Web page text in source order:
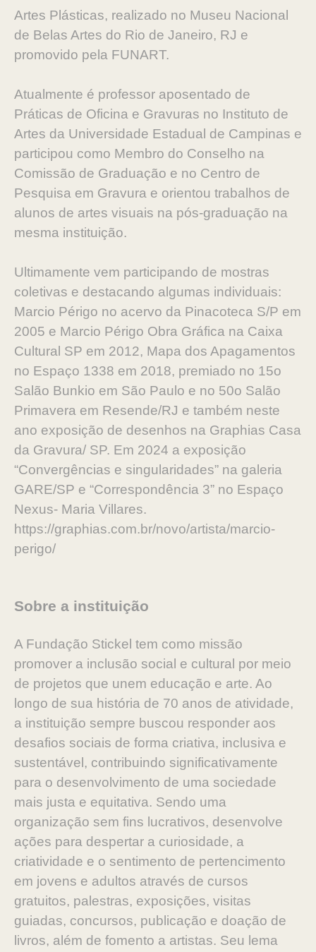
Artes Plásticas, realizado no Museu Nacional
de Belas Artes do Rio de Janeiro, RJ e
promovido pela FUNART.
Atualmente é professor aposentado de
Práticas de Oficina e Gravuras no Instituto de
Artes da Universidade Estadual de Campinas e
participou como Membro do Conselho na
Comissão de Graduação e no Centro de
Pesquisa em Gravura e orientou trabalhos de
alunos de artes visuais na pós-graduação na
mesma instituição.
Ultimamente vem participando de mostras
coletivas e destacando algumas individuais:
Marcio Périgo no acervo da Pinacoteca S/P em
2005 e Marcio Périgo Obra Gráfica na Caixa
Cultural SP em 2012, Mapa dos Apagamentos
no Espaço 1338 em 2018, premiado no 15o
Salão Bunkio em São Paulo e no 50o Salão
Primavera em Resende/RJ e também neste
ano exposição de desenhos na Graphias Casa
da Gravura/ SP. Em 2024 a exposição
“Convergências e singularidades” na galeria
GARE/SP e “Correspondência 3” no Espaço
Nexus- Maria Villares.
https://graphias.com.br/novo/artista/marcio-
perigo/
Sobre a instituição
A Fundação Stickel tem como missão
promover a inclusão social e cultural por meio
de projetos que unem educação e arte. Ao
longo de sua história de 70 anos de atividade,
a instituição sempre buscou responder aos
desafios sociais de forma criativa, inclusiva e
sustentável, contribuindo significativamente
para o desenvolvimento de uma sociedade
mais justa e equitativa. Sendo uma
organização sem fins lucrativos, desenvolve
ações para despertar a curiosidade, a
criatividade e o sentimento de pertencimento
em jovens e adultos através de cursos
gratuitos, palestras, exposições, visitas
guiadas, concursos, publicação e doação de
livros, além de fomento a artistas. Seu lema